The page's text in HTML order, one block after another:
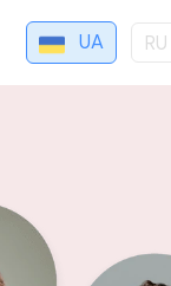
UA RU